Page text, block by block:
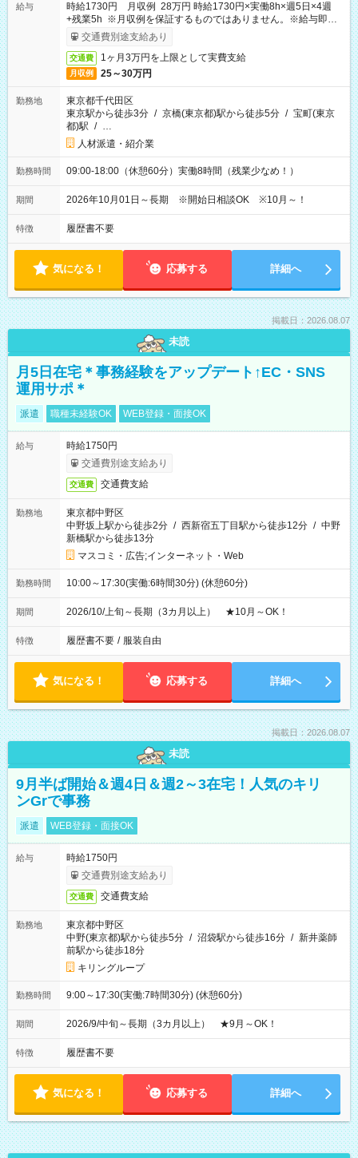
給与
時給1730円 月収例 28万円 時給1730円×実働8h×週5日×4週
+残業5h ※月収例を保証するものではありません。※給与即受
取りサービス利用可（利用条件有）
交通費別途支給あり
交通費 1ヶ月3万円を上限として実費支給
月収例 25～30万円
勤務地
東京都千代田区
東京駅から徒歩3分 / 京橋(東京都)駅から徒歩5分 / 宝町(東京
都)駅 / …
人材派遣・紹介業
勤務時間 09:00-18:00（休憩60分）実働8時間（残業少なめ！）
期間 2026年10月01日～長期 ※開始日相談OK ※10月～！
特徴 履歴書不要
気になる！ 応募する 詳細へ
掲載日：2026.08.07
未読
月5日在宅＊事務経験をアップデート↑EC・SNS
運用サポ＊
派遣 職種未経験OK WEB登録・面接OK
給与
時給1750円
交通費別途支給あり
交通費 交通費支給
勤務地
東京都中野区
中野坂上駅から徒歩2分 / 西新宿五丁目駅から徒歩12分 / 中野
新橋駅から徒歩13分
マスコミ・広告;インターネット・Web
勤務時間 10:00～17:30(実働:6時間30分) (休憩60分)
期間 2026/10/上旬～長期（3カ月以上） ★10月～OK！
特徴 履歴書不要 / 服装自由
気になる！ 応募する 詳細へ
掲載日：2026.08.07
未読
9月半ば開始＆週4日＆週2～3在宅！人気のキリ
ンGrで事務
派遣 WEB登録・面接OK
給与
時給1750円
交通費別途支給あり
交通費 交通費支給
勤務地
東京都中野区
中野(東京都)駅から徒歩5分 / 沼袋駅から徒歩16分 / 新井薬師
前駅から徒歩18分
キリングループ
勤務時間 9:00～17:30(実働:7時間30分) (休憩60分)
期間 2026/9/中旬～長期（3カ月以上） ★9月～OK！
特徴 履歴書不要
気になる！ 応募する 詳細へ